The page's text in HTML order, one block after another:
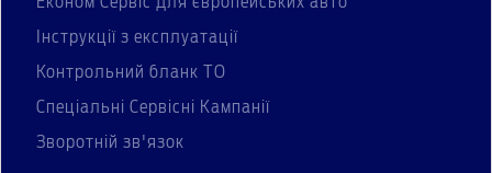
Інструкції з експлуатації
Контрольний бланк ТО
Спеціальні Сервісні Кампанії
Зворотній зв'язок